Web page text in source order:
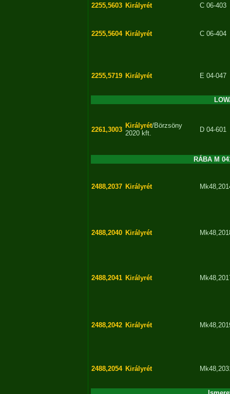
2255,5603 Királyrét C 06-403
2255,5604 Királyrét C 06-404
2255,5719 Királyrét E 04-047
2261,3003
Királyrét/Börzsöny
2020 kft.
D 04-601
RÁBA M
2488,2037 Királyrét
2488,2040 Királyrét
2488,2041 Királyrét
2488,2042 Királyrét
2488,2054 Királyrét